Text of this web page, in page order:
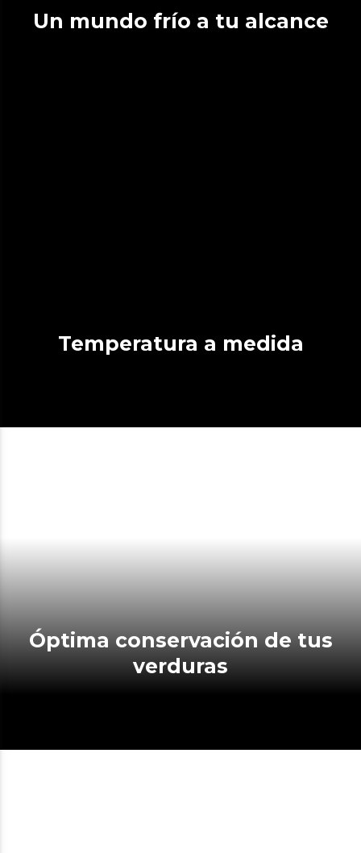
Un mundo frío a tu alcance
Temperatura a medida
Óptima conservación de tus
verduras